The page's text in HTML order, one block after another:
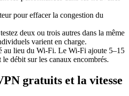
pour effacer la congestion du
deux ou trois autres dans la même
varient en charge.
au lieu du Wi-Fi. Le Wi-Fi ajoute 5–15
débit sur les canaux encombrés.
gratuits et la vitesse